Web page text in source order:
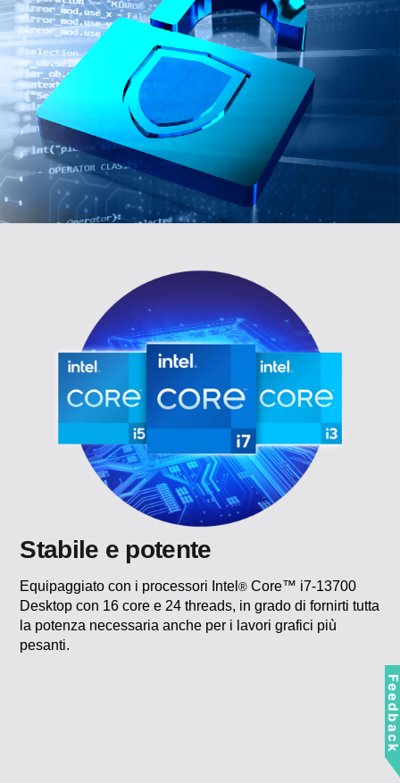
Stabile e potente
Equipaggiato con i processori Intel® Core™ i7-13700
Desktop con 16 core e 24 threads, in grado di fornirti tutta
la potenza necessaria anche per i lavori grafici più
pesanti.